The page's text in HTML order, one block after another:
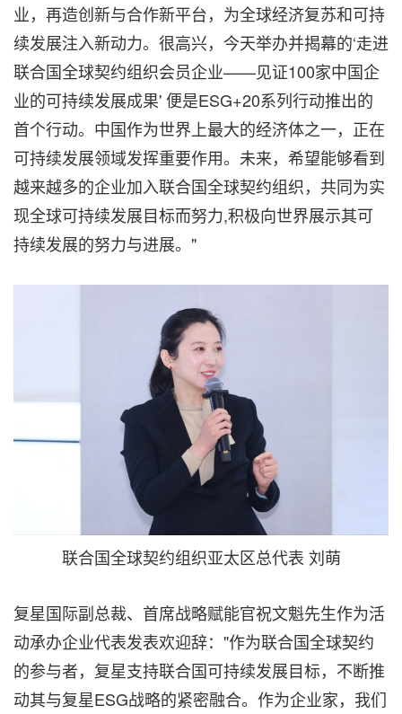
业，再造创新与合作新平台，为全球经济复苏和可持
续发展注入新动力。很高兴，今天举办并揭幕的‘走进
联合国全球契约组织会员企业——见证100家中国企
业的可持续发展成果' 便是ESG+20系列行动推出的
首个行动。中国作为世界上最大的经济体之一，正在
可持续发展领域发挥重要作用。未来，希望能够看到
越来越多的企业加入联合国全球契约组织，共同为实
现全球可持续发展目标而努力,积极向世界展示其可
持续发展的努力与进展。"
联合国全球契约组织亚太区总代表 刘萌
复星国际副总裁、首席战略赋能官祝文魁先生作为活
动承办企业代表发表欢迎辞："作为联合国全球契约
的参与者，复星支持联合国可持续发展目标，不断推
动其与复星ESG战略的紧密融合。作为企业家，我们